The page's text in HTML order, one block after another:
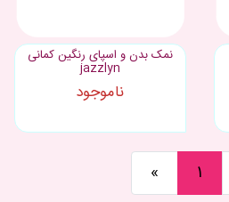
نمک بدن و اسپای رنگین کمانی
jazzlyn
ناموجود
« 1